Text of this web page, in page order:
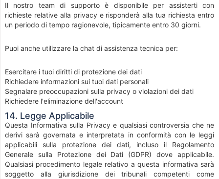
Il nostro team di supporto è disponibile per assisterti con
richieste relative alla privacy e risponderà alla tua richiesta entro
un periodo di tempo ragionevole, tipicamente entro 30 giorni.
Puoi anche utilizzare la chat di assistenza tecnica per:
Esercitare i tuoi diritti di protezione dei dati
Richiedere informazioni sui tuoi dati personali
Segnalare preoccupazioni sulla privacy o violazioni dei dati
Richiedere l'eliminazione dell'account
14. Legge Applicabile
Questa Informativa sulla Privacy e qualsiasi controversia che ne
derivi sarà governata e interpretata in conformità con le leggi
applicabili sulla protezione dei dati, incluso il Regolamento
Generale sulla Protezione dei Dati (GDPR) dove applicabile.
Qualsiasi procedimento legale relativo a questa informativa sarà
soggetto alla giurisdizione dei tribunali competenti come